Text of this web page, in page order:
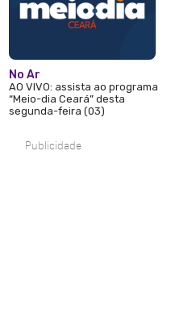
No Ar
AO VIVO: assista ao programa
“Meio-dia Ceará” desta
segunda-feira (03)
Publicidade